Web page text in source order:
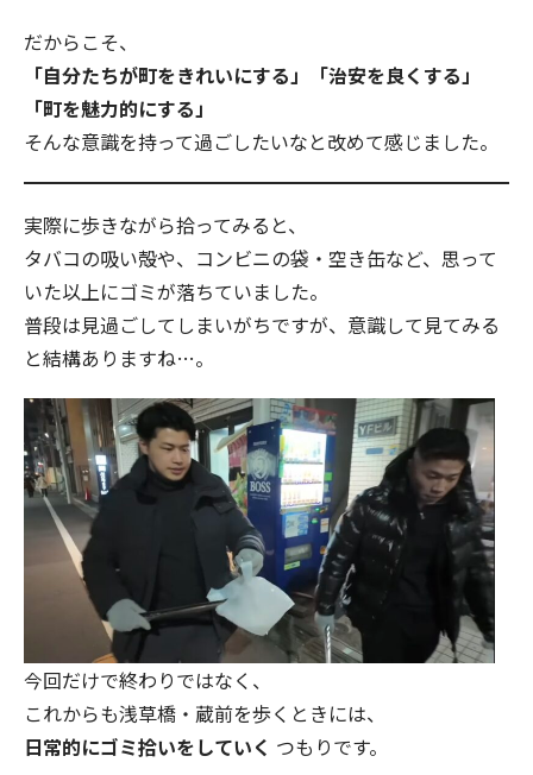
だからこそ、
「自分たちが町をきれいにする」「治安を良くする」
「町を魅力的にする」
そんな意識を持って過ごしたいなと改めて感じました。
実際に歩きながら拾ってみると、
タバコの吸い殻や、コンビニの袋・空き缶など、思って
いた以上にゴミが落ちていました。
普段は見過ごしてしまいがちですが、意識して見てみる
と結構ありますね…。
今回だけで終わりではなく、
これからも浅草橋・蔵前を歩くときには、
日常的にゴミ拾いをしていく つもりです。